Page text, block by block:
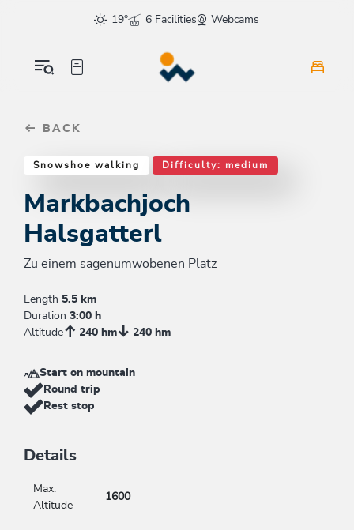
sr.skip-to.main-content
sr.skip-to.table-of-contents
sr.skip-to.main-navigation
19°
6 Facilities Webcams
BACK
Snowshoe walking Difficulty: medium
Markbachjoch
Halsgatterl
Zu einem sagenumwobenen Platz
Length 5.5 km
Duration 3:00 h
Altitude
240 hm 240 hm
Start on mountain
Round trip
Rest stop
Details
Max.
Altitude
1600